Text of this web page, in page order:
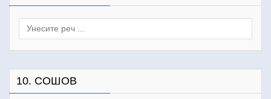
Search
10. СОШОВ